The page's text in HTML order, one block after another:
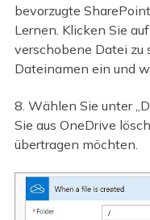
bevorzugte
Lernen. Klicken Sie
verschobene Datei zu
Dateinamen ein und
8. Wählen Sie unter
Sie aus OneDrive
übertragen möchten.